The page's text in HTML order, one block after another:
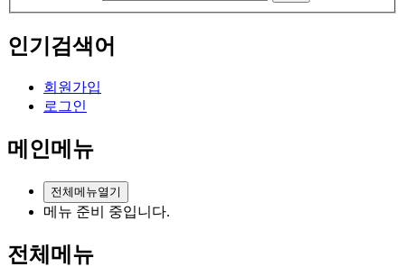
인기검색어
회원가입
로그인
메인메뉴
전체메뉴열기
메뉴 준비 중입니다.
전체메뉴